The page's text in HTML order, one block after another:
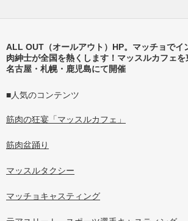
ALL OUT（オールアウト）HP。マッチョでイ
肉紳士が全国を熱くします！マッスルカフェを
名古屋・札幌・鹿児島にて開催
■人気のコンテンツ
筋肉の狂宴「マッスルカフェ」
筋肉盆踊り
マッスルタクシー
マッチョキャスティング